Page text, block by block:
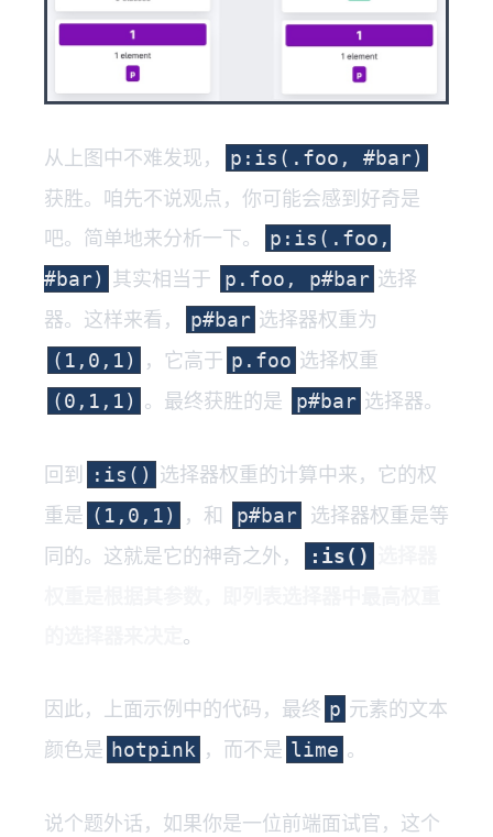
从上图中不难发现， p:is(.foo, #bar)
获胜。咱先不说观点，你可能会感到好奇是
吧。简单地来分析一下。
p:is(.foo,
#bar) 其实相当于 p.foo, p#bar 选择
器。这样来看，
p#bar 选择器权重为
(1,0,1) ，它高于 p.foo 选择权重
(0,1,1) 。最终获胜的是 p#bar 选择器。
回到 :is() 选择器权重的计算中来，它的权
重是 (1,0,1) ，和 p#bar
选择器权重是等
同的。这就是它的神奇之外，
:is()
。
因此，上面示例中的代码，最终 p 元素的文本
颜色是 hotpink ，而不是 lime 。
说个题外话，如果你是一位前端面试官，这个